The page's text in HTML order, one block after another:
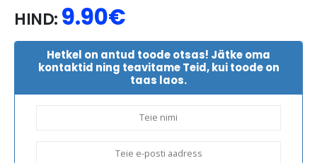
HIND: 9.90€
Hetkel on antud toode otsas! Jätke oma
kontaktid ning teavitame Teid, kui toode on
taas laos.